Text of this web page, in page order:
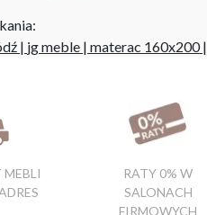
| jg meble | materac 160x200|
RATY 0% W
SALONACH
FIRMOWYCH